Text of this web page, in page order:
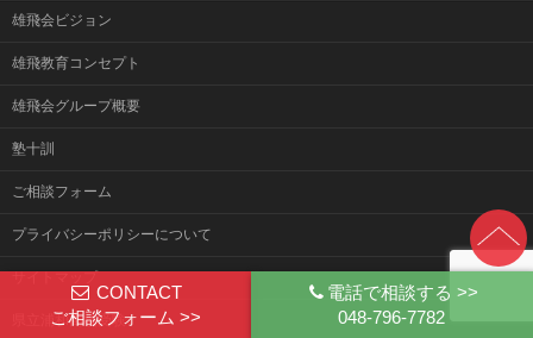
CONTACT
ご相談フォーム >>
電話で相談する >>
048-796-7782
雄飛会ビジョン
雄飛教育コンセプト
雄飛会グループ概要
塾十訓
ご相談フォーム
プライバシーポリシーについて
サイトマップ
県立浦和高校受験